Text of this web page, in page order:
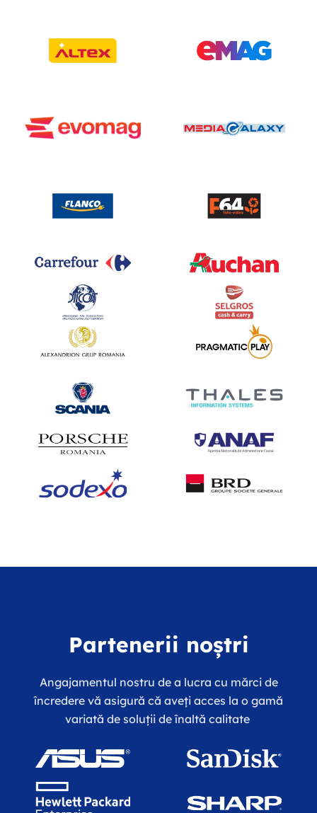
Partenerii noștri
Angajamentul nostru de a lucra cu mărci de
încredere vă asigură că aveți acces la o gamă
variată de soluții de înaltă calitate